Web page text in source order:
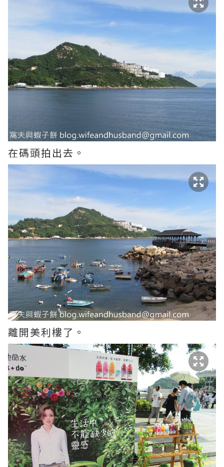
在碼頭拍出去。
離開美利樓了。